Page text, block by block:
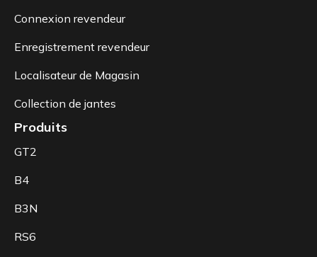
Connexion revendeur
Enregistrement revendeur
Localisateur de Magasin
Collection de jantes
Produits
GT2
B4
B3N
RS6